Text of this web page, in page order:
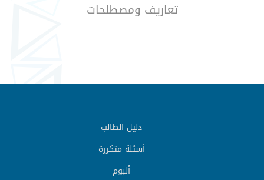
تعاريف ومصطلحات
دليل الطالب
أسئلة متكررة
ألبوم